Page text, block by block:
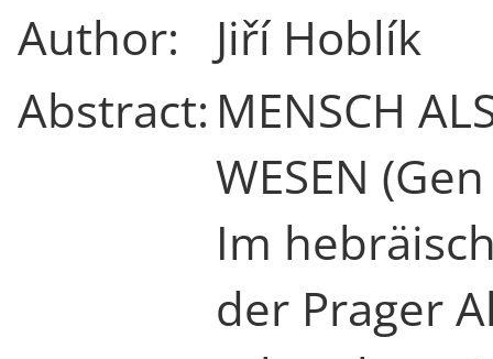
Author:
Jiří Hoblík
Abstract: MENSCH
WESEN
Im
der Prager